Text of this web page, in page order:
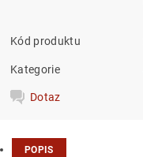
Kód produktu
Kategorie
Dotaz
POPIS